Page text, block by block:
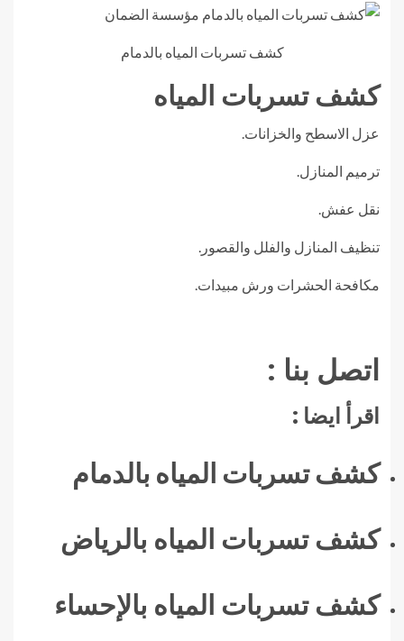
كشف تسربات المياه بالدمام
كشف تسربات المياه
عزل الاسطح والخزانات.
ترميم المنازل.
نقل عفش.
تنظيف المنازل والفلل والقصور.
مكافحة الحشرات ورش مبيدات.
اتصل بنا :
اقرأ ايضا :
كشف تسربات المياه بالدمام
كشف تسربات المياه بالرياض
كشف تسربات المياه بالإحساء